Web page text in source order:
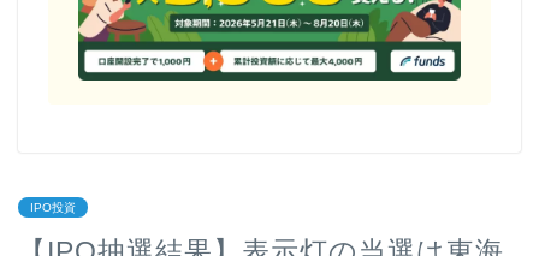
IPO投資